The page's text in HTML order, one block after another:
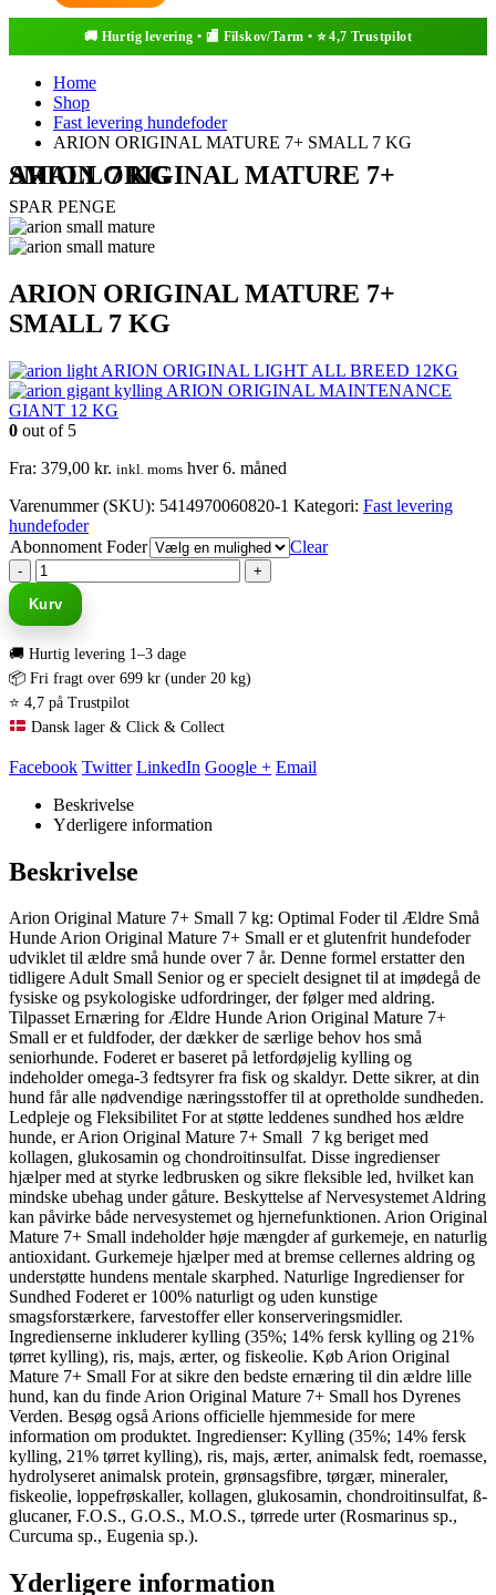
Home
Shop
Fast levering hundefoder
ARION ORIGINAL MATURE 7+ SMALL 7 KG
ARION ORIGINAL MATURE 7+ SMALL 7 KG
SPAR PENGE
ARION ORIGINAL MATURE 7+
SMALL 7 KG
ARION ORIGINAL LIGHT ALL BREED 12KG
ARION ORIGINAL MAINTENANCE
GIANT 12 KG
0 out of 5
Fra: 379,00 kr. inkl. moms hver 6. måned
Varenummer (SKU): 5414970060820-1 Kategori: Fast levering
hundefoder
Abonnoment Foder
Clear
-
+
Kurv
🚚 Hurtig levering 1–3 dage
📦 Fri fragt over 699 kr (under 20 kg)
⭐ 4,7 på Trustpilot
Dansk lager & Click & Collect
Facebook Twitter LinkedIn Google + Email
Beskrivelse
Yderligere information
Beskrivelse
Arion Original Mature 7+ Small 7 kg: Optimal Foder til Ældre Små
Hunde Arion Original Mature 7+ Small er et glutenfrit hundefoder
udviklet til ældre små hunde over 7 år. Denne formel erstatter den
tidligere Adult Small Senior og er specielt designet til at imødegå de
fysiske og psykologiske udfordringer, der følger med aldring.
Tilpasset Ernæring for Ældre Hunde Arion Original Mature 7+
Small er et fuldfoder, der dækker de særlige behov hos små
seniorhunde. Foderet er baseret på letfordøjelig kylling og
indeholder omega-3 fedtsyrer fra fisk og skaldyr. Dette sikrer, at din
hund får alle nødvendige næringsstoffer til at opretholde sundheden.
Ledpleje og Fleksibilitet For at støtte leddenes sundhed hos ældre
hunde, er Arion Original Mature 7+ Small 7 kg beriget med
kollagen, glukosamin og chondroitinsulfat. Disse ingredienser
hjælper med at styrke ledbrusken og sikre fleksible led, hvilket kan
mindske ubehag under gåture. Beskyttelse af Nervesystemet Aldring
kan påvirke både nervesystemet og hjernefunktionen. Arion Original
Mature 7+ Small indeholder høje mængder af gurkemeje, en naturlig
antioxidant. Gurkemeje hjælper med at bremse cellernes aldring og
understøtte hundens mentale skarphed. Naturlige Ingredienser for
Sundhed Foderet er 100% naturligt og uden kunstige
smagsforstærkere, farvestoffer eller konserveringsmidler.
Ingredienserne inkluderer kylling (35%; 14% fersk kylling og 21%
tørret kylling), ris, majs, ærter, og fiskeolie. Køb Arion Original
Mature 7+ Small For at sikre den bedste ernæring til din ældre lille
hund, kan du finde Arion Original Mature 7+ Small hos Dyrenes
Verden. Besøg også Arions officielle hjemmeside for mere
information om produktet. Ingredienser: Kylling (35%; 14% fersk
kylling, 21% tørret kylling), ris, majs, ærter, animalsk fedt, roemasse,
hydrolyseret animalsk protein, grønsagsfibre, tørgær, mineraler,
fiskeolie, loppefrøskaller, kollagen, glukosamin, chondroitinsulfat, ß-
glucaner, F.O.S., G.O.S., M.O.S., tørrede urter (Rosmarinus sp.,
Curcuma sp., Eugenia sp.).
Yderligere information